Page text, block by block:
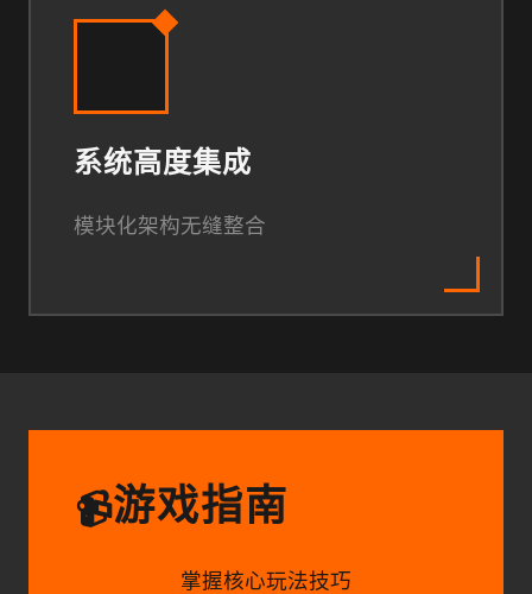
系统高度集成
模块化架构无缝整合
📹游戏指南
掌握核心玩法技巧